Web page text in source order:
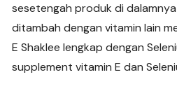
sesetengah produk di
ditambah dengan vitamin lain
E Shaklee lengkap dengan
supplement vitamin E dan